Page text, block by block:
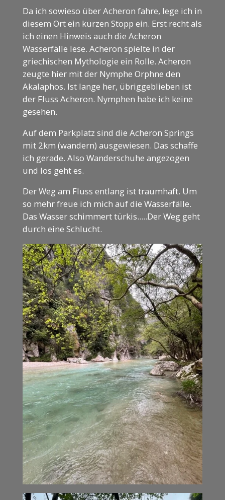
Da ich sowieso über Acheron fahre, lege ich in
diesem Ort ein kurzen Stopp ein. Erst recht als
ich einen Hinweis auch die Acheron
Wasserfälle lese. Acheron spielte in der
griechischen Mythologie ein Rolle. Acheron
zeugte hier mit der Nymphe Orphne den
Akalaphos. Ist lange her, übriggeblieben ist
der Fluss Acheron. Nymphen habe ich keine
gesehen.
Auf dem Parkplatz sind die Acheron Springs
mit 2km (wandern) ausgewiesen. Das schaffe
ich gerade. Also Wanderschuhe angezogen
und los geht es.
Der Weg am Fluss entlang ist traumhaft. Um
so mehr freue ich mich auf die Wasserfälle.
Das Wasser schimmert türkis.....Der Weg geht
durch eine Schlucht.